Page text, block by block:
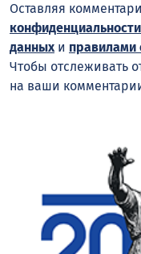
Оставляя
данныхи правилами
Чтобы отслеживать
на ваши